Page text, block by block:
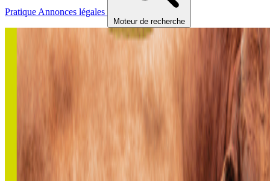
Pratique Annonces légales
Moteur de recherche